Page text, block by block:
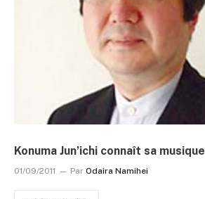
Konuma Jun’ichi connaît sa musique
01/09/2011 Par Odaira Namihei